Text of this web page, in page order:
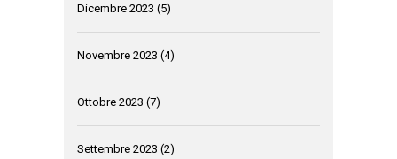
Dicembre 2023 (5)
Novembre 2023 (4)
Ottobre 2023 (7)
Settembre 2023 (2)